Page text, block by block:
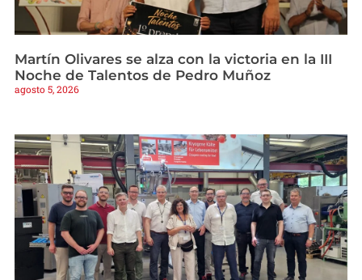
Martín Olivares se alza con la victoria en la III
Noche de Talentos de Pedro Muñoz
agosto 5, 2026